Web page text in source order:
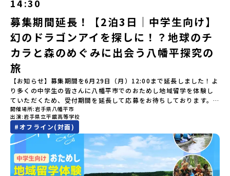
に達しなかった場合は、開催日3週間前までに催行中止の旨をメール
にてご連絡いたします。・よくあるご質問その他、よくあるご質問
についてはこちらをご確認ください。運営団体について＜プログラ
ム主催：一般財団法人地域・教育魅力化プラットフォーム＞「意志
ある若者にあふれる持続可能な地域・社会をつくる」というビジョ
ンを掲げ、2017年3月に島根県に設立した教育事業団体です。日本
全国約200の高校と連携しながら、中学卒業後に地域の枠を越えて生
徒一人ひとりの夢や価値観に合った地域・学校で1〜3年間過ごすこ
とができるシステム「地域みらい留学」をはじめとした、教育事業
や地域活性モデルをつくり続けています。名 称：一般財団法人地
域・教育魅力化プラットフォーム設 立：2017年3月代表者：岩本
悠所在地：〒690-0842 島根県松江市東本町二丁目25-6 みらい
BASE2階 その他所在地公式HP：http://c-platform.or.jp/お問い
合わせ先担当：小川・小原E-mail：info@miratabi.jp「おためし
地域留学体験」のプログラム開催情報を公式LINEにて配信中！ぜひ
ご登録ください♪地域みらい留学公式LINE
す。初めての一人旅への不安や、事務局のサポート体制、安全面に
る]YouTube：https://youtu.be/Yt8nd04aNgA?
si=e5erbspvwz5O8_uF【STEP 2】平取町プログラム説明会〜
「平取町」の内容を具体的に深掘りしたい方へ〜全体説明を聞いた
うえで、「平取町では具体的に何をするの？」「どんな町なの？」
という疑問にお答えする説明会です。平取町ならではの豊かな文化
や、2泊3日のプログラムの中身をたっぷりとお伝えします。日
時： 5月7日(木) 19：00〜19：40内 容： 平取町ってどんなとこ
ろ？、プログラム詳細解説、質疑応答お申し込み：https://c-
mirai.jp/events/002112どちらの説明会でも、お気軽にどうぞ！
「はじめての一人旅だけど大丈夫？」「どんな体験ができるの？」
そんな保護者様の不安や、中学生のみなさんの素朴な疑問にスタッ
フが直接お答えします。チャットでの質問も可能ですので、ぜひご
自宅からリラックスしてご参加ください。▼お申し込み前に必ずご
確認ください・参加規約への同意プログラムへの参加申し込みいた
だく前に、「お申し込みに関する各規約」への同意が必須となりま
す。ご確認ください。・抽選による参加者決定についてお申込みい
ーSORA見学 -モデルロケットを飛ばしてみよう！「みんなで
BBQ」 -さらに仲間や地元の高校生、町の大人たちと交流＜3日目
＞（AM）「3日間の振り返りワーク」 -みんなで振り返り対話「牧
場の舞台裏。フィールドワーク」 -牧場見学・搾乳体験・動物と触
れ合おう「ランチ/お土産タイム」（PM） 14：00頃プログラム終
了-とかち帯広空港には15：00頃に到着予定です。※天候の状況や参
加人数によってプログラムを変更する場合がございます。参加概要
【開催場所】北海道大樹町（たいきちょう）【実施日程】7月28日
(火)〜 7月30日(木)※参加が確定した方には6月19日(金) 18：30～
20：00に「参加者向け事前オンライン研修」をご案内する予定で
す。必ず参加をお願いします。【集合場所・時間】7月28日(火)
13：00 とかち帯広空港※13：00までにとかち帯広空港に到着する
便で手配ください。【解散場所・時間】7月30日(木) 15：00頃 とか
ち帯広空港※16：00以降にとかち帯広空港を出発する便で手配くだ
さい。【対象】中学2年生、中学3年生【宿泊先】大樹町ワーキング
ステイ住宅※1室に複数(同性2～4名程度)で宿泊いただく予定です。
【旅行代金】無料※旅行代金に含まれる費用のうち、以下の内容が
無料となります：・宿泊費（2泊分）・プログラム内のアクティビテ
きたい景色です。出水工業高校は、「建築科」と「機械電気科」の2
つの学科。金属加工、電気工作、建物のデザインにチャレンジでき
る環境。「高校生ものづくりコンテスト」の木材加工部門で九州大
会2位に輝くなど、先輩たちの実力はホンモノ！この旅では自分の手
でモノをつくる時間を体験。金属を削ったり、電気を組んだり、木
で形をつくったり。プロの機械にさわれる高校で&quot;自分の手
&quot;でモノづくりにチャレンジ。夜には自分だけの「竹灯籠（た
けとうろう）」を作って灯りをともします。真っ青な海に思いっき
りダイブしたり、全国から集まった仲間や地元の高校生、地域の方
たちとワイワイBBQや夕ごはんづくりは一生の思い出になるはず！
ちょっとドキドキするけど、楽しい！に出会う3日間。熱気あふれる
出水市の冒険に飛び込んでみませんか？体験のおすすめポイント体
験プログラム内容（予定）＜1日目＞（PM）「オリエンテーショ
ン・自己紹介ワーク」「みんなで海遊び！」 -心をほぐして、出水
に飛び込む！海を満喫しよう！「みんなで夕食」「1日目の振り返り
会」＜2日目＞（AM）「出水工業高校のオープンスクールに参
加」 -高校見学 -授業体験（PM）「学校のことを深く知る・もの
づくりにチャレンジ！」 -各学科を実際に体験する -ものづくり
14:30
募集期間延長！【2泊3日｜中学生向け】
幻のドラゴンアイを探しに！？地球のチ
カラと森のめぐみに出会う八幡平探究の
旅
【お知らせ】募集期間を6月29日（月）12:00まで延長しました！よ
り多くの中学生の皆さんに八幡平市でのおためし地域留学を体験し
ていただくため、受付期間を延長して応募をお待ちしております。
「申し込みのタイミングを逃してしまった」という方も、この機会
にぜひ一歩踏み出してみませんか？※都合により締め切りを早める
場合がございます。お早目にご応募ください！＜体験費・宿泊費が
無料＞緑があふれる大自然の町へ！世界でここでしかできない「自
然×アートの融合体験」や「自然クラフト」を楽しんでみません
か？「大自然や文化体験が好き！興味がある！」「その地域にしか
ない郷土料理を味わってみたい！」「地元以外の暮らしや文化が気
開催場所 岩手県八幡平市
出演 岩手県立平舘高等学校
#オフライン(対面)